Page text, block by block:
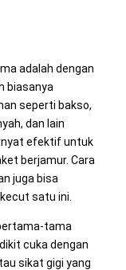
adalah dengan
biasanya
seperti bakso,
dan lain
efektif untuk
berjamur. Cara
juga bisa
satu ini.
tama
cuka dengan
sikat gigi yang